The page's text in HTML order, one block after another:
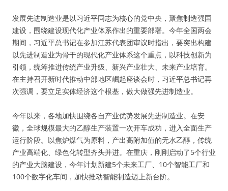
发展先进制造业是以习近平同志为核心的党中央，聚焦制造强国
建设，围绕建设现代化产业体系作出的重要部署。今年全国两会
期间，习近平总书记在参加江苏代表团审议时指出，要突出构建
以先进制造业为骨干的现代化产业体系这个重点，以科技创新为
引领，统筹推进传统产业升级、新兴产业壮大、未来产业培育。
在主持召开新时代推动中部地区崛起座谈会时，习近平总书记再
次强调，要立足实体经济这个根基，做大做强先进制造业。
今年以来，各地加快围绕各自产业优势发展先进制造业。在安
徽，全球规模最大的乙醇生产装置一次开车成功，进入全面生产
运行阶段。以焦炉煤气为原料，产出高附加值的无水乙醇，传统
产业高端化、绿色化转型齐头并进。在重庆，刚刚启动了5个行业
的产业大脑建设，今年计划新建5个未来工厂、10个智能工厂和
100个数字化车间，加快推动智能制造迈上新台阶。